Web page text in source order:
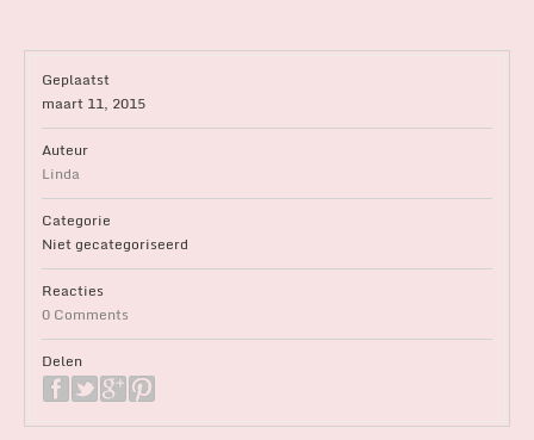
Geplaatst
maart 11, 2015
Auteur
Linda
Categorie
Niet gecategoriseerd
Reacties
0 Comments
Delen